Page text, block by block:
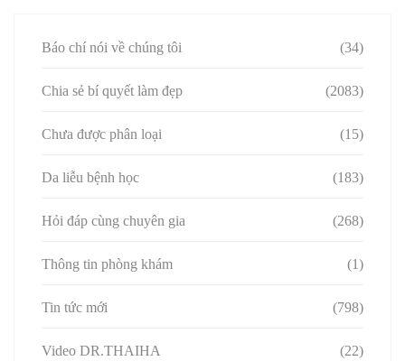
Báo chí nói về chúng tôi (34)
Chia sẻ bí quyết làm đẹp (2083)
Chưa được phân loại (15)
Da liễu bệnh học (183)
Hỏi đáp cùng chuyên gia (268)
Thông tin phòng khám (1)
Tin tức mới (798)
Video DR.THAIHA (22)